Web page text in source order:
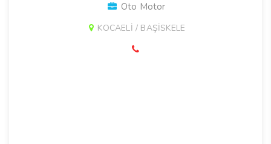
Oto Motor
KOCAELİ / BAŞİSKELE